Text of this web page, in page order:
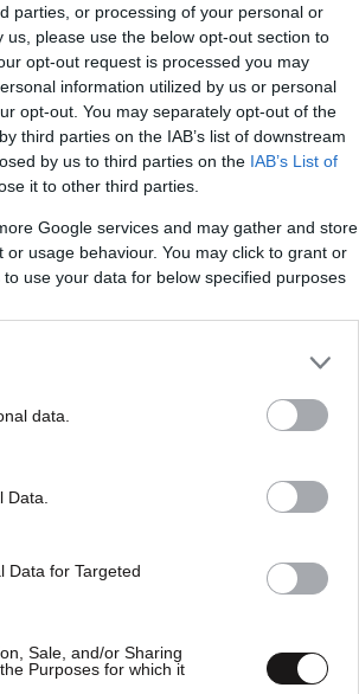
parties, or processing of your personal or
please use the below opt-out section to
opt-out request is processed you may
information utilized by us or personal
opt-out. You may separately opt-out of the
third parties on the IAB’s list of downstream
by us to third parties on the IAB’s List of
it to other third parties.
Google services and may gather and store
usage behaviour. You may click to grant or
use your data for below specified purposes
data.
Data for Targeted
Sale, and/or Sharing
Purposes for which it
ξύδι, 2 φλιτζάνια
έλαια, καθώς και
η εξής:
ένα λεπτό.
απορρυπαντικό
το μείγμα να